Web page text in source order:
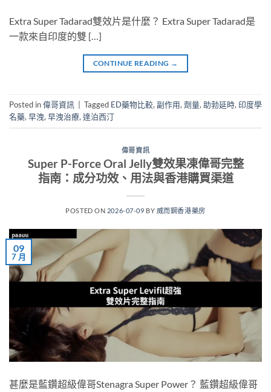
Extra Super Tadarad雙效片是什麼？ Extra Super Tadarad是
一款來自印度的雙 […]
CONTINUE READING →
Posted in偉哥資訊 Tagged ED藥物比較, 副作用, 劑量, 助勃延時, 印度學
名藥, 早洩, 早洩治療, 達泊西汀
偉哥資訊
Super P-Force Oral Jelly雙效果凍偉哥完整
指南：成分功效、用法與香港購買渠道
POSTED ON 2026-07-09 BY 威而鋼香港藥房
09
7 月
甚麼是藍鑽超級偉哥Stenagra Super Power？ 藍鑽超級偉哥